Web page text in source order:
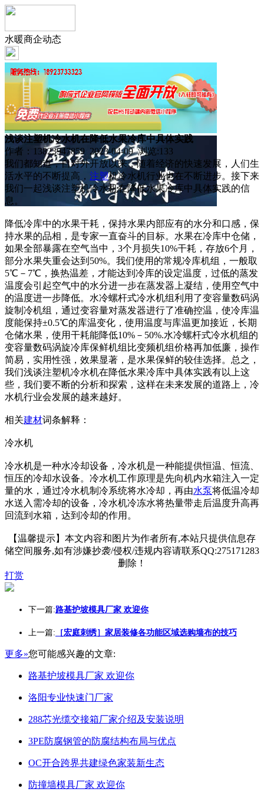
水暖商企动态
浅谈注塑机冷水机在降低水果冷库中具体实践
作者：13823947859 2023-04-09 浏览:133
我们都知道，自对外开放以来，随着经济的快速发展，人们生
活水平的不断提高， 注塑机冷水机行业也在不断进步。接下来
我们一起浅谈注塑机冷水机在降低水果冷库中具体实践的信
息。
降低冷库中的水果干耗，保持水果内部应有的水分和口感，保
持水果的品相，是专家一直奋斗的目标。水果在冷库中仓储，
如果全部暴露在空气当中，3个月损失10%干耗，存放6个月，
部分水果失重会达到50%。我们使用的常规冷库机组，一般取
5℃－7℃，换热温差，才能达到冷库的设定温度，过低的蒸发
温度会引起空气中的水分进一步在蒸发器上凝结，使用空气中
的温度进一步降低。水冷螺杆式冷水机组利用了变容量数码涡
旋制冷机组，通过变容量对蒸发器进行了准确控温，使冷库温
度能保持±0.5℃的库温变化，使用温度与库温更加接近，长期
仓储水果，使用干耗能降低10%－50%.水冷螺杆式冷水机组的
变容量数码涡旋冷库保鲜机组比变频机组价格再加低廉，操作
简易，实用性强，效果显著，是水果保鲜的较佳选择。总之，
我们浅谈注塑机冷水机在降低水果冷库中具体实践有以上这
些，我们要不断的分析和探索，这样在未来发展的道路上，冷
水机行业会发展的越来越好。
相关建材词条解释：
冷水机
冷水机是一种水冷却设备，冷水机是一种能提供恒温、恒流、
恒压的冷却水设备。冷水机工作原理是先向机内水箱注入一定
量的水，通过冷水机制冷系统将水冷却，再由水泵将低温冷却
水送入需冷却的设备，冷水机冷冻水将热量带走后温度升高再
回流到水箱，达到冷却的作用。
【温馨提示】本文内容和图片为作者所有,本站只提供信息存
储空间服务,如有涉嫌抄袭/侵权/违规内容请联系QQ:275171283
删除！
打赏
下一篇:路基护坡模具厂家 欢迎你
上一篇: ［宏庭刺绣］家居装修各功能区域选购墙布的技巧
更多»您可能感兴趣的文章:
路基护坡模具厂家 欢迎你
洛阳专业快速门厂家
288芯光缆交接箱厂家介绍及安装说明
3PE防腐钢管的防腐结构布局与优点
OC开合跨界共建绿色家装新生态
防撞墙模具厂家 欢迎你